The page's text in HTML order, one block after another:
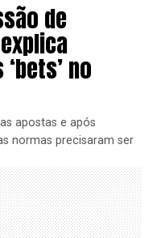
de
no
apostas e após
normas precisaram ser